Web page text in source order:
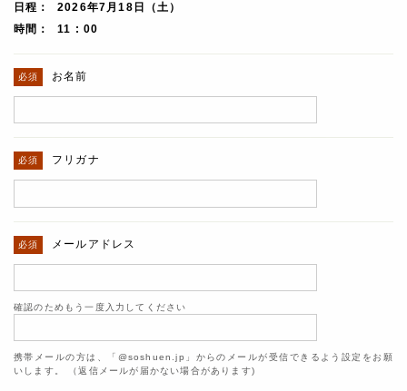
日程
2026年7月18日（土）
時間
11 : 00
お名前
フリガナ
メールアドレス
確認のためもう一度入力してください
携帯メールの方は、「@soshuen.jp」からのメールが受信できるよう設定をお願
いします。 （返信メールが届かない場合があります)